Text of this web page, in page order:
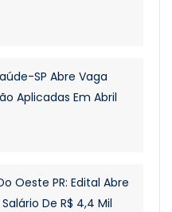
SP Abre Vaga
Aplicadas Em Abril
Oeste PR: Edital Abre
De R$ 4,4 Mil